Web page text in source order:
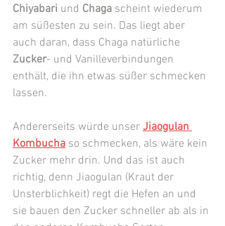
Chiyabari und Chaga scheint wiederum
am süßesten zu sein. Das liegt aber
auch daran, dass Chaga natürliche
Zucker- und Vanilleverbindungen
enthält, die ihn etwas süßer schmecken
lassen.
Andererseits würde unser Jiaogulan
Kombucha so schmecken, als wäre kein
Zucker mehr drin. Und das ist auch
richtig, denn Jiaogulan (Kraut der
Unsterblichkeit) regt die Hefen an und
sie bauen den Zucker schneller ab als in